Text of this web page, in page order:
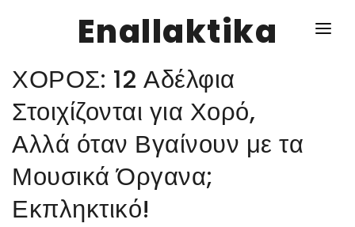
Enallaktika
NEWS
ΥΓΕΙΑ
ΣΥΝΤΑΓΕΣ
ΔΙΑΦΟΡΑ
ΧΟΡΟΣ: 12 Αδέλφια
Στοιχίζονται για Χορό,
Αλλά όταν Βγαίνουν με τα
Μουσικά Όργανα;
Εκπληκτικό!